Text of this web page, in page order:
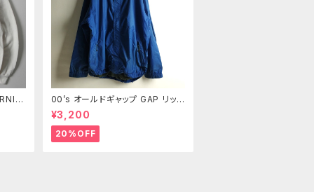
00’s オールドギャップ GAP リップ
ストップナイロンジャケット メッシ
ュライナー XL m0718-23
¥3,200
20%OFF